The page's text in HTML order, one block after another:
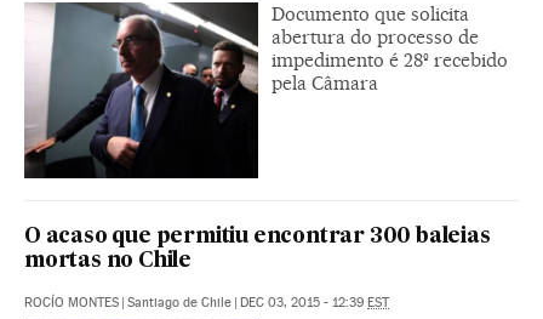
Documento que solicita
abertura do processo de
impedimento é 28º recebido
pela Câmara
O acaso que permitiu encontrar 300 baleias
mortas no Chile
ROCÍO MONTES | Santiago de Chile | DEC 03, 2015 - 12:39 EST